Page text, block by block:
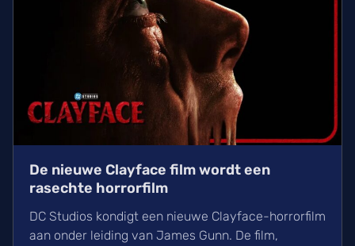
De nieuwe Clayface film wordt een
rasechte horrorfilm
DC Studios kondigt een nieuwe Clayface-horrorfilm
aan onder leiding van James Gunn. De film,